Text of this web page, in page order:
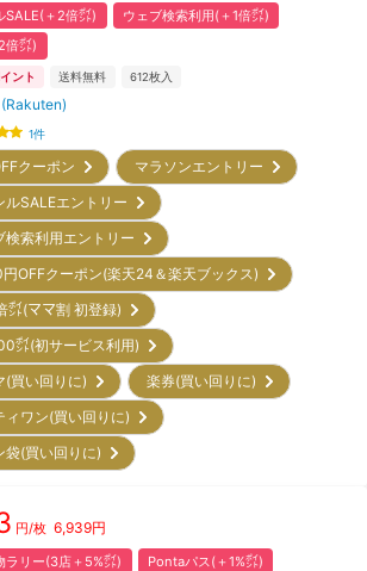
SALE(＋2倍㌽)
ウェブ検索利用(＋1倍㌽)
倍㌽)
ント 送料無料 612枚入
1件
クーポン
マラソンエントリー
ルSALEエントリー
検索利用エントリー
円OFFクーポン(楽天24＆楽天ブックス)
㌽(ママ割 初登録)
㌽(初サービス利用)
(買い回りに)
楽券(買い回りに)
ィワン(買い回りに)
袋(買い回りに)
円/枚 6,939円
ラリー(3店＋5%㌽) Pontaパス(＋1%㌽)